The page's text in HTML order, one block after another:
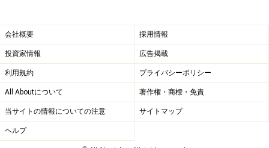
会社概要 採用情報
投資家情報 広告掲載
利用規約 プライバシーポリシー
All Aboutについて 著作権・商標・免責
当サイトの情報についての注意 サイトマップ
ヘルプ